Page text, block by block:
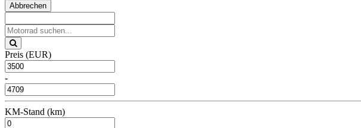
Abbrechen
Preis (EUR)
-
KM-Stand (km)